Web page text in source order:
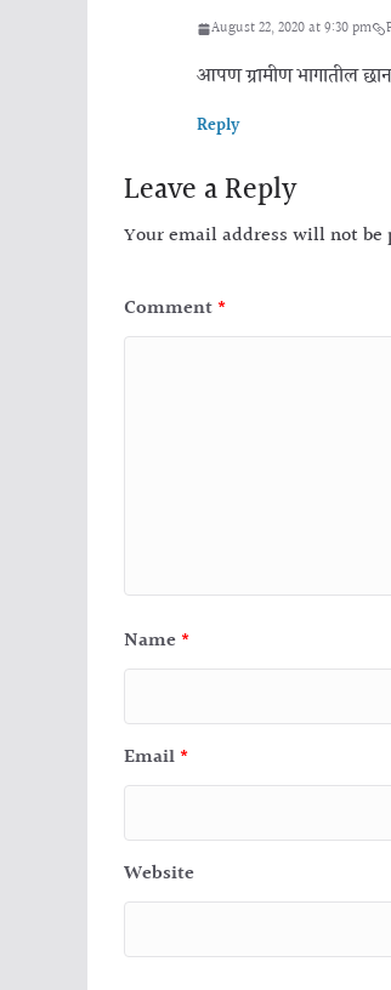
August 22, 2020 at 9:30 pm
आपण ग्रामीण भागातील
Reply
Leave a Reply
Your email address will not be
Comment *
Name *
Email *
Website